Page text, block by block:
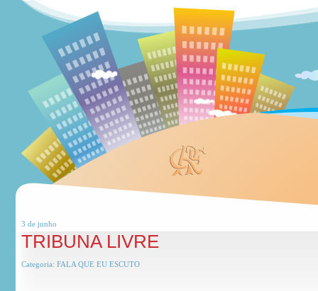
3 de junho
TRIBUNA LIVRE
Categoria: FALA QUE EU ESCUTO